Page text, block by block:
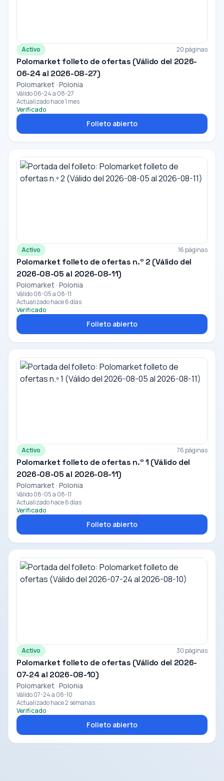
Activo 20 páginas
Polomarket folleto de ofertas (Válido del 2026-
06-24 al 2026-08-27)
Polomarket · Polonia
Válido 06-24 a 08-27
Actualizado hace 1 mes
Verificado
Folleto abierto
Activo 16 páginas
Polomarket folleto de ofertas n.º 2 (Válido del
2026-08-05 al 2026-08-11)
Polomarket · Polonia
Válido 08-05 a 08-11
Actualizado hace 6 días
Verificado
Folleto abierto
Activo 76 páginas
Polomarket folleto de ofertas n.º 1 (Válido del
2026-08-05 al 2026-08-11)
Polomarket · Polonia
Válido 08-05 a 08-11
Actualizado hace 6 días
Verificado
Folleto abierto
Activo 30 páginas
Polomarket folleto de ofertas (Válido del 2026-
07-24 al 2026-08-10)
Polomarket · Polonia
Válido 07-24 a 08-10
Actualizado hace 2 semanas
Verificado
Folleto abierto